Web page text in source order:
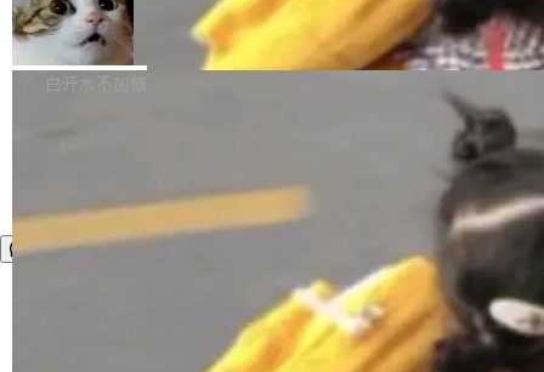
生成与复杂版式组织； 更稳定的图...
untu 用户在用，那用 snap 打包就没什么可纠结
的。 从 deb 到 snap 的迁移路径 hwctl 是 rust-
hwlib 硬件 API 库的一部分，命令行工具负责查
创始人的角色「太累了」。几天后，The Inform
ation 就曝出她将重回 OpenAI，负责递归自我
改进方向的研究。她是 Thinking Machines 过
一在人才争夺战中失血的公司。六月，Google
连失两员大将：Noam Shazeer 去了 Op...
FFmpeg 9.0 发布
FFmpeg 9.0 现已发布，包含多项改进。官方更
新日志列出的 9.0 版本主要更新内容如下： 扩
er HE-AAC 960 解码 (DAB+) transpose_cuda
filter 添加 AMF Frame Rate Converter (vf_frc
_amf) filter SMPTE 2094-50 元数据支持和直
通 ProRes RAW VideoToolbox 硬件加速器 AP
白开水不加糖